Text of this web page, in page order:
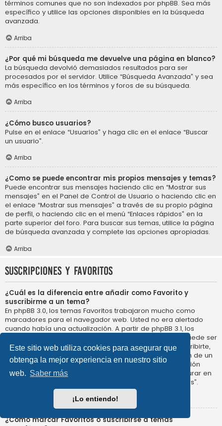
Este sitio web utiliza cookies para asegurar que
obtenga la mejor experiencia en nuestro sitio
web. Saber más
¡Lo entiendo!
términos comunes que no son indexados por phpBB. Sea más
específico y utilice las opciones disponibles en la búsqueda
avanzada.
Arriba
¿Por qué mi búsqueda me devuelve una página en blanco?
La búsqueda devolvió demasiados resultados para ser
procesados por el servidor. Utilice “Búsqueda Avanzada” y sea
más específico en los términos y foros de su búsqueda.
Arriba
¿Cómo busco usuarios?
Pulse en el enlace “Usuarios” y haga clic en el enlace “Buscar
un usuario”.
Arriba
¿Como se puede encontrar mis propios mensajes y temas?
Puede encontrar sus mensajes haciendo clic en “Mostrar sus
mensajes” en el Panel de Control de Usuario o haciendo clic en
el enlace “Mostrar sus mensajes” a través de su propio página
de perfil, o haciendo clic en el menú “Enlaces rápidos” en la
parte superior del foro. Para buscar sus temas, utilice la página
de búsqueda avanzada y complete las opciones apropiadas.
Arriba
Suscripciones y Favoritos
¿Cuál es la diferencia entre añadir como Favorito y
suscribirme a un tema?
En phpBB 3.0, los temas Favoritos trabajaron mucho como
marcadores para el navegador web. Usted no era alertado
cuando había una actualización. A partir de phpBB 3.1, los
Favoritos son más como suscribirse a un tema. Usted puede ser
notificado cuando un tema Favorito se actualiza. Al suscribirte,
sin embargo, se le avisará de que hay una actualización de un
tema, o foro en el propio foro. Las opciones de notificación
para los Favoritos y las suscripciones se pueden configurar en
el Panel de Control de Usuario, en “Preferencias de Foros”.
¿Cómo marcar Favoritos o suscribirse a temas